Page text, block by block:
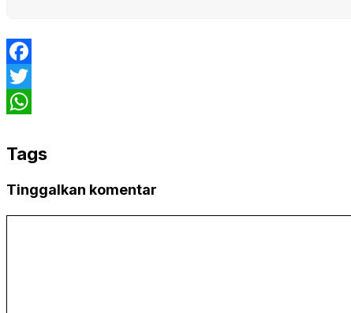
Facebook
Twitter
Tags
Tinggalkan komentar